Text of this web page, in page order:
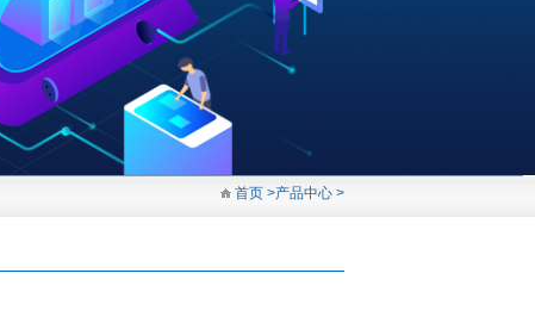
首页 >产品中心 >